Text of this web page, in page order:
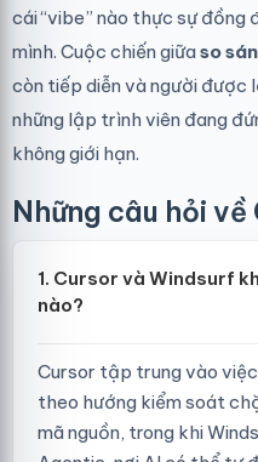
cái “vibe” nào thực sự
mình. Cuộc chiến giữa so
còn tiếp diễn và người được
những lập trình viên đang
không giới hạn.
Những câu hỏi
1. Cursor và Windsurf
nào?
Cursor tập trung vào
theo hướng kiểm soát
mã nguồn, trong khi